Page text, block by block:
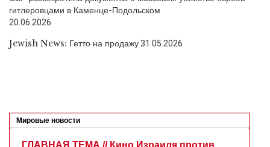
гитлеровцами в Каменце-Подольском
20.06.2026
Jewish News: Гетто на продажу31.05.2026